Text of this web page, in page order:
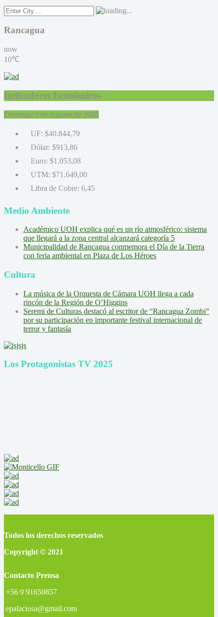
Rancagua
now
10℃
Indicadores Económicos
Domingo 9 de Agosto de 2026
UF: $40.844,79
Dólar: $913,86
Euro: $1.053,08
UTM: $71.649,00
Libra de Cobre: 6,45
Medio Ambiente
Académico UOH explica qué es un río atmosférico: sistema
que llegará a la zona central alcanzará categoría 5
Municipalidad de Rancagua conmemora el Día de la Tierra
con feria ambiental en Plaza de Los Héroes
Cultura
La música de la Orquesta de Cámara UOH llega a cada
rincón de la Región de O’Higgins
Seremi de Culturas destacó al escritor de “Rancagua Zombi”
por su participación en importante festival internacional de
terror y fantasía
Los Protagonistas TV 2025
Todos los derechos reservados
Copyright © 2021
Contacto Prensa
+56 9 91650857
epalaciosa@gmail.com